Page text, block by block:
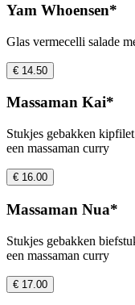
Yam Whoensen*
Glas vermecelli salade
€ 14.50
Massaman Kai*
Stukjes gebakken
een massaman curry
€ 16.00
Massaman Nua*
Stukjes gebakken
een massaman curry
€ 17.00